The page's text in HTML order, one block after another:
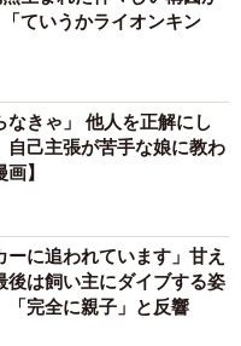
ていうかライオンキン
なきゃ」 他人を正解にし
己主張が苦手な娘に教わ
】
ーに追われています」甘え
は飼い主にダイブする姿
「完全に親子」と反響